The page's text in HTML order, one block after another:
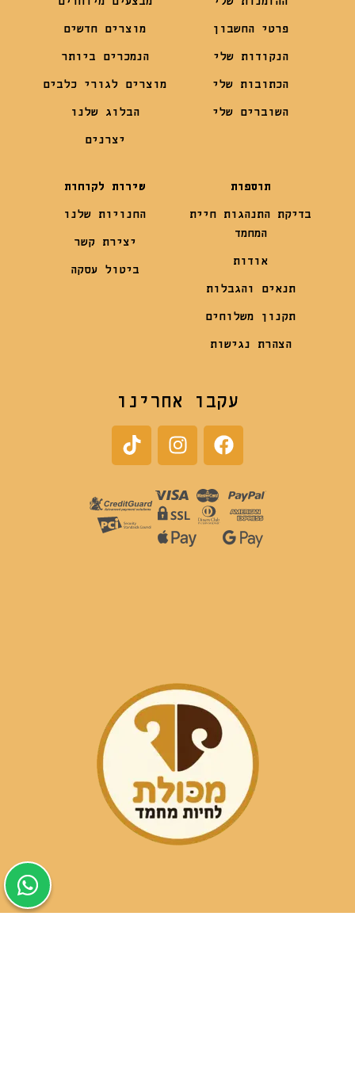
פרטי החשבון
הנקודות שלי
הכתובות שלי
השוברים שלי
מוצרים חדשים
הנמכרים ביותר
מוצרים לגורי כלבים
הבלוג שלנו
יצרנים
תוספות
בדיקת התנהגות חיית
המחמד
אודות
תנאים והגבלות
תקנון משלוחים
הצהרת נגישות
שירות לקוחות
החנויות שלנו
יצירת קשר
ביטול עסקה
עקבו אחרינו